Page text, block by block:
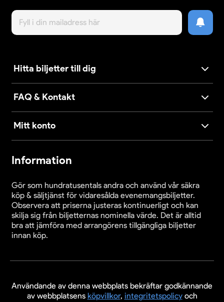
Hitta biljetter till dig
FAQ & Kontakt
Mitt konto
Information
Gör som hundratusentals andra och använd vår säkra
köp & säljtjänst för vidaresålda evenemangsbiljetter.
Observera att priserna justeras kontinuerligt och kan
skilja sig från biljetternas nominella värde. Det är alltid
bra att jämföra med arrangörens tillgängliga biljetter
innan köp.
Användande av denna webbplats bekräftar godkännande
av webbplatsens köpvillkor, integritetspolicyoch